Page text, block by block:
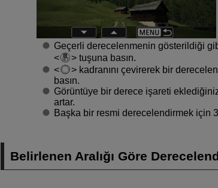
Geçerli derecelenmenin gösterildiği
tuşuna basın.
kadranını çevirerek bir
basın.
Görüntüye bir derece işareti
artar.
Başka bir resmi derecelendirmek için
Belirlenen Aralığı Göre